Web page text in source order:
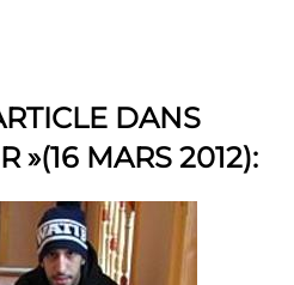
DANS
»(16 MARS 2012):